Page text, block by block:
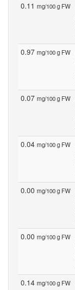
0.11 mg/100 g FW
0.97 mg/100 g FW
0.07 mg/100 g FW
0.04 mg/100 g FW
0.00 mg/100 g FW
0.00 mg/100 g FW
0.14 mg/100 g FW